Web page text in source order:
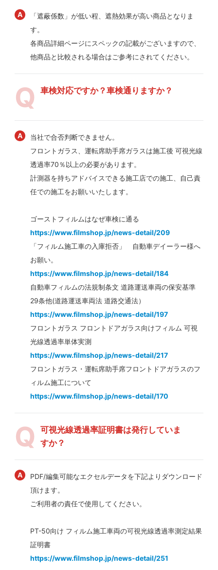
「遮蔽係数」が低い程、遮熱効果が高い商品となりま
す。
各商品詳細ページにスペックの記載がございますので、
他商品と比較される場合はご参考にされてください。
車検対応ですか？車検通りますか？
当社で合否判断できません。
フロントガラス、運転席助手席ガラスは施工後 可視光線
透過率70％以上の必要があります。
計測器を持ちアドバイスできる施工店での施工、自己責
任での施工をお願いいたします。
ゴーストフィルムはなぜ車検に通る
https://www.filmshop.jp/news-detail/209
「フィルム施工車の入庫拒否」 自動車デイーラー様へ
お願い。
https://www.filmshop.jp/news-detail/184
自動車フィルムの法規制条文 道路運送車両の保安基準
29条他(道路運送車両法 道路交通法）
https://www.filmshop.jp/news-detail/197
フロントガラス フロントドアガラス向けフィルム 可視
光線透過率単体実測
https://www.filmshop.jp/news-detail/217
フロントガラス・運転席助手席フロントドアガラスのフ
ィルム施工について
https://www.filmshop.jp/news-detail/170
可視光線透過率証明書は発行していま
すか？
PDF/編集可能なエクセルデータを下記よりダウンロード
頂けます。
ご利用者の責任で使用してください。
PT-50向け フィルム施工車両の可視光線透過率測定結果
証明書
https://www.filmshop.jp/news-detail/251